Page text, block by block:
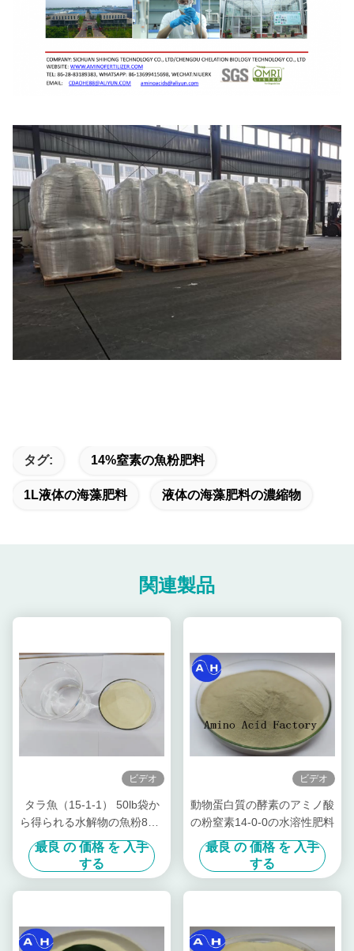
タグ: 14%窒素の魚粉肥料
1L液体の海藻肥料 液体の海藻肥料の濃縮物
関連製品
ビデオ
タラ魚（15-1-1） 50lb袋か
ら得られる水解物の魚粉80%
蛋白質の粉
最良 の 価格 を 入手
する
ビデオ
動物蛋白質の酵素のアミノ酸
の粉窒素14-0-0の水溶性肥料
最良 の 価格 を 入手
する